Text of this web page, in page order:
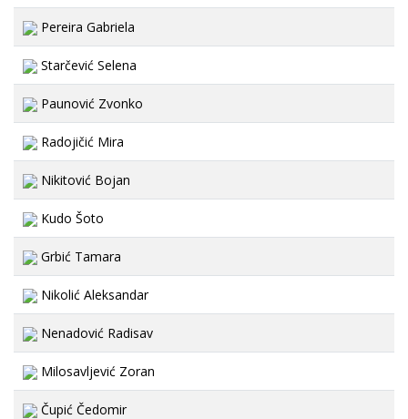
Pereira Gabriela
Starčević Selena
Paunović Zvonko
Radojičić Mira
Nikitović Bojan
Kudo Šoto
Grbić Tamara
Nikolić Aleksandar
Nenadović Radisav
Milosavljević Zoran
Čupić Čedomir